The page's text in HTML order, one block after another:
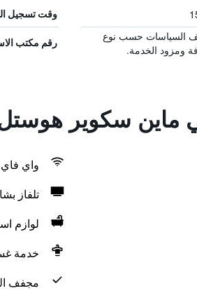
وقت تسجيل
السياسات حسب نوع
ومزود الخدمة.
رقم مكتب
ماين سكوير
واي
تلفاز
لوازم
خدمة
مجفف